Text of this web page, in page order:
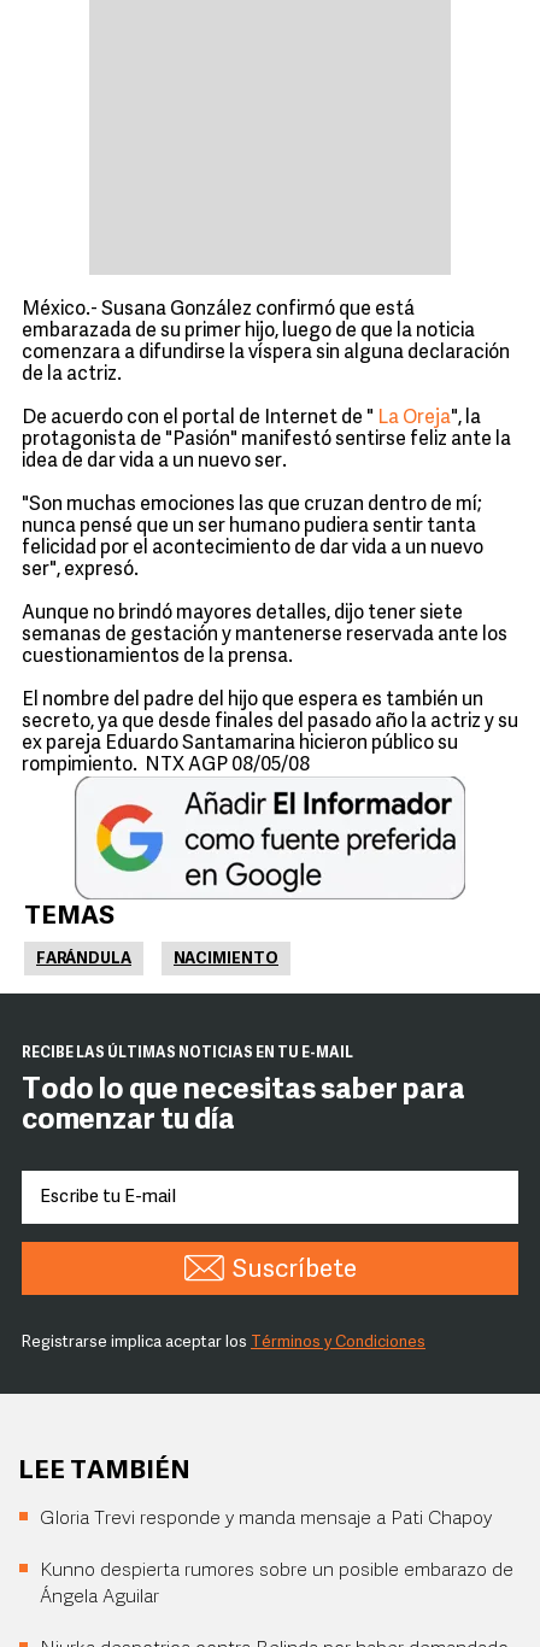
México.- Susana González confirmó que está
embarazada de su primer hijo, luego de que la noticia
comenzara a difundirse la víspera sin alguna declaración
de la actriz.
De acuerdo con el portal de Internet de " La Oreja", la
protagonista de "Pasión" manifestó sentirse feliz ante la
idea de dar vida a un nuevo ser.
"Son muchas emociones las que cruzan dentro de mí;
nunca pensé que un ser humano pudiera sentir tanta
felicidad por el acontecimiento de dar vida a un nuevo
ser", expresó.
Aunque no brindó mayores detalles, dijo tener siete
semanas de gestación y mantenerse reservada ante los
cuestionamientos de la prensa.
El nombre del padre del hijo que espera es también un
secreto, ya que desde finales del pasado año la actriz y su
ex pareja Eduardo Santamarina hicieron público su
rompimiento. NTX AGP 08/05/08
TEMAS
FARÁNDULA NACIMIENTO
RECIBE LAS ÚLTIMAS NOTICIAS EN TU E-MAIL
Todo lo que necesitas saber para
comenzar tu día
Suscríbete
Registrarse implica aceptar los Términos y Condiciones
LEE TAMBIÉN
Gloria Trevi responde y manda mensaje a Pati Chapoy
Kunno despierta rumores sobre un posible embarazo de
Ángela Aguilar